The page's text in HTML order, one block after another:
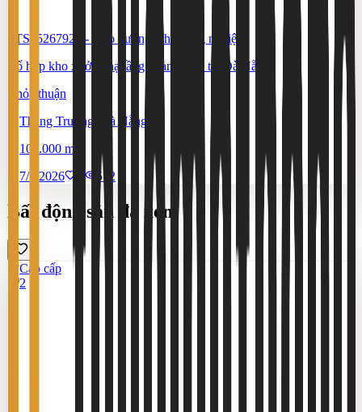
#TS65267922 -
Kho xưởng, khu công nghiệp
Tổ hợp kho xưởng hạ tầng hoàn chỉnh tại Đà Nẵng
Thỏa thuận
Thăng Trường, Đà Nẵng
100.000 m²
7/7/2026
572
Bất động sản đã xem
Cao cấp
2